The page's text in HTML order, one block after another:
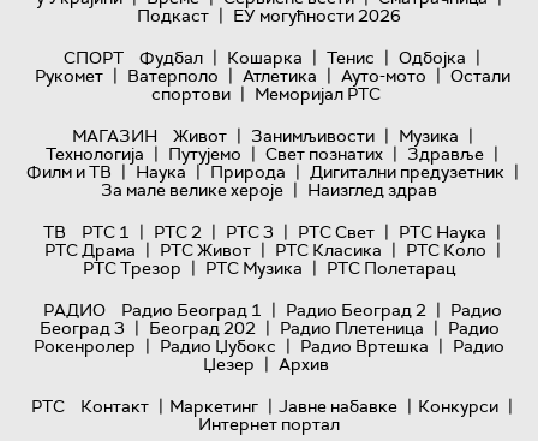
Подкаст | ЕУ могућности 2026
СПОРТ
Фудбал | Кошарка | Тенис | Одбојка |
Рукомет | Ватерполо | Атлетика | Ауто-мото | Остали
спортови | Меморијал РТС
МАГАЗИН
Живот | Занимљивости | Музика |
Технологијa | Путујемо | Свет познатих | Здравље |
Филм и ТВ | Наука | Природа | Дигитални предузетник |
За мале велике хероје | Наизглед здрав
ТВ
РТС 1 | РТС 2 | РТС 3 | РТС Свет | РТС Наука |
РТС Драма | РТС Живот | РТС Класика | РТС Коло |
РТС Трезор | РТС Музика | РТС Полетарац
РАДИО
Радио Београд 1 | Радио Београд 2 | Радио
Београд 3 | Београд 202 | Радио Плетеница | Радио
Рокенролер | Радио Џубокс | Радио Вртешка | Радио
Џезер | Архив
РТС
Контакт | Маркетинг | Јавне набавке | Конкурси |
Интернет портал